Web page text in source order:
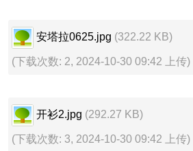
安塔拉0625.jpg (322.22 KB)
(下载次数: 2, 2024-10-30 09:42 上传)
开衫2.jpg (292.27 KB)
(下载次数: 3, 2024-10-30 09:42 上传)